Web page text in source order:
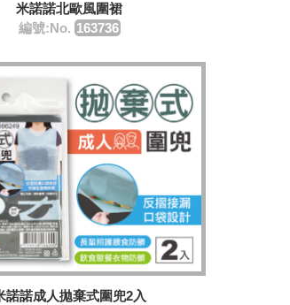
米諾諾北歐風圍裙
編號:No. 163736
諾諾成人拋棄式圍兜2入